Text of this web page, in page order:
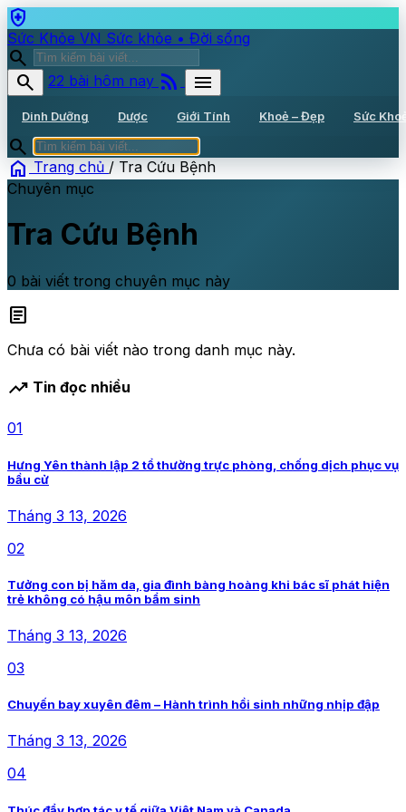
health_and_safety
Sức Khỏe VN Sức khỏe • Đời sống
search
search
22 bài hôm nay rss_feed menu
Dinh Dưỡng Dược Giới Tính Khoẻ – Đẹp Sức
search
home Trang chủ / Tra Cứu Bệnh
Chuyên mục
Tra Cứu Bệnh
0 bài viết trong chuyên mục này
article
Chưa có bài viết nào trong danh mục này.
trending_up Tin đọc nhiều
01
Hưng Yên thành lập 2 tổ thường trực phòng, chống dịch phục vụ
bầu cử
Tháng 3 13, 2026
02
Tưởng con bị hăm da, gia đình bàng hoàng khi bác sĩ phát hiện
trẻ không có hậu môn bẩm sinh
Tháng 3 13, 2026
03
Chuyến bay xuyên đêm – Hành trình hồi sinh những nhịp đập
Tháng 3 13, 2026
04